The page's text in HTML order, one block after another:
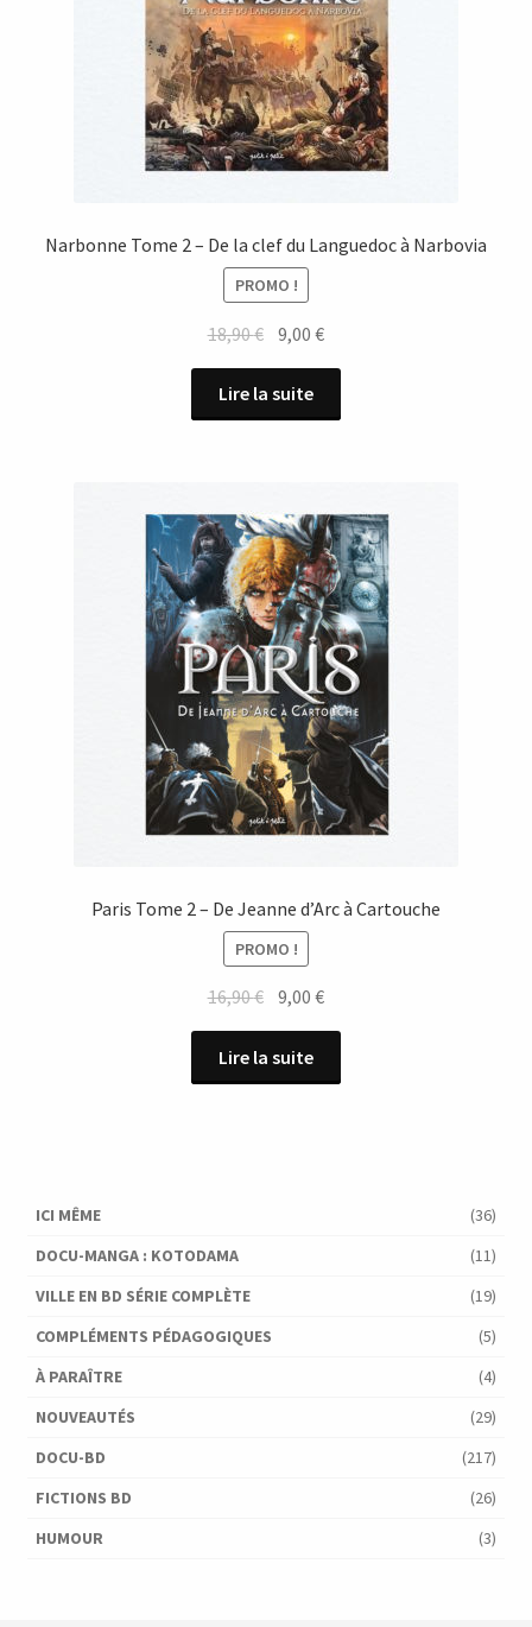
Narbonne Tome 2 – De la clef du Languedoc à Narbovia
PROMO !
18,90€ Le
initial
était :
9,00€Le
est :
Lire la suite
Paris Tome 2 – De Jeanne d’Arc à Cartouche
PROMO !
16,90€ Le
prix
initial
était :
9,00€Le
prix
est :
Lire la suite
ICI MÊME
(36)
DOCU-MANGA : KOTODAMA
(11)
VILLE EN BD SÉRIE COMPLÈTE
(19)
COMPLÉMENTS PÉDAGOGIQUES
(5)
À PARAÎTRE
(4)
NOUVEAUTÉS
(29)
DOCU-BD
(217)
FICTIONS BD
(26)
HUMOUR
(3)